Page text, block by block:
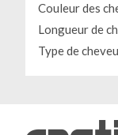
Couleur des
Longueur de
Type de